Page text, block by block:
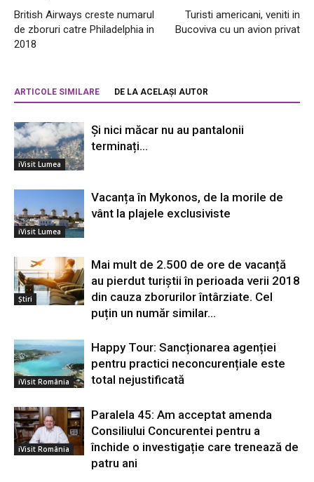
British Airways creste numarul
de zboruri catre Philadelphia in
2018
Turisti americani, veniti in
Bucoviva cu un avion privat
ARTICOLE SIMILARE DE LA ACELAȘI AUTOR
iVisit Lumea
Și nici măcar nu au pantalonii
terminați…
iVisit Lumea
Vacanța în Mykonos, de la morile de
vânt la plajele exclusiviste
Știri
Mai mult de 2.500 de ore de vacanță
au pierdut turiștii în perioada verii 2018
din cauza zborurilor întârziate. Cel
puțin un număr similar...
iVisit România
Happy Tour: Sancționarea agenției
pentru practici neconcurențiale este
total nejustificată
iVisit România
Paralela 45: Am acceptat amenda
Consiliului Concurentei pentru a
închide o investigație care trenează de
patru ani